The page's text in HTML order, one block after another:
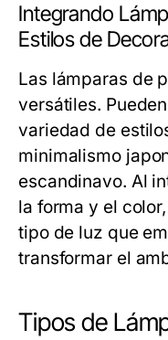
Integrando
Estilos de
Las lámparas de
versátiles.
variedad de
minimalismo
escandinavo. Al
la forma y el
tipo de luz que
transformar el
Tipos de